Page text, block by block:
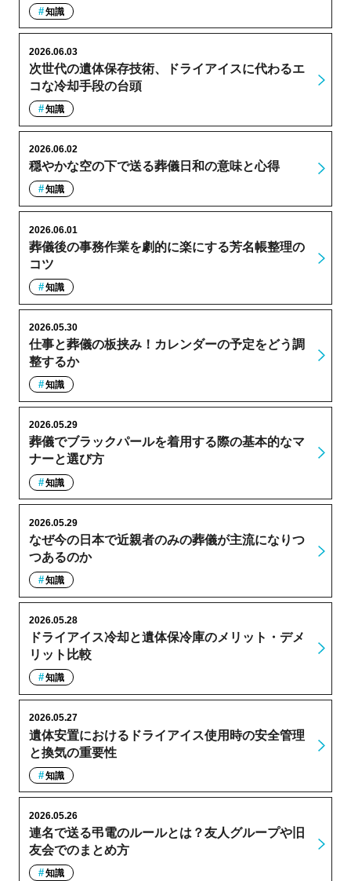
知識
次世代の遺体保存技術、ドライアイスに代わるエ
コな冷却手段の台頭
2026.06.03
知識
穏やかな空の下で送る葬儀日和の意味と心得
2026.06.02
知識
葬儀後の事務作業を劇的に楽にする芳名帳整理の
コツ
2026.06.01
知識
仕事と葬儀の板挟み！カレンダーの予定をどう調
整するか
2026.05.30
知識
葬儀でブラックパールを着用する際の基本的なマ
ナーと選び方
2026.05.29
知識
なぜ今の日本で近親者のみの葬儀が主流になりつ
つあるのか
2026.05.29
知識
ドライアイス冷却と遺体保冷庫のメリット・デメ
リット比較
2026.05.28
知識
遺体安置におけるドライアイス使用時の安全管理
と換気の重要性
2026.05.27
知識
連名で送る弔電のルールとは？友人グループや旧
友会でのまとめ方
2026.05.26
知識